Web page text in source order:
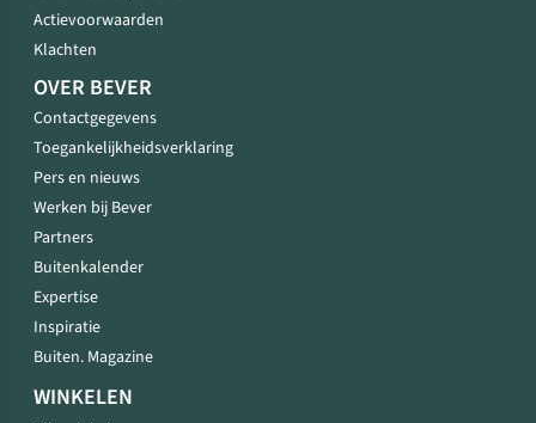
Actievoorwaarden
Klachten
OVER BEVER
Contactgegevens
Toegankelijkheidsverklaring
Pers en nieuws
Werken bij Bever
Partners
Buitenkalender
Expertise
Inspiratie
Buiten. Magazine
WINKELEN